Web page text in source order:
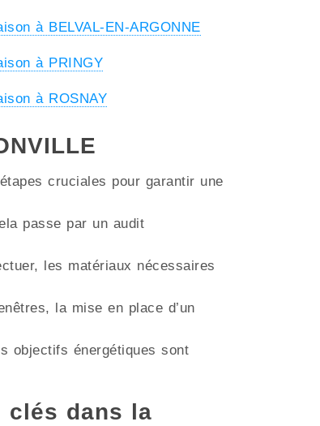
à BELVAL-EN-ARGONNE
à PRINGY
à ROSNAY
cruciales pour garantir une
passe par un audit
les matériaux nécessaires
la mise en place d’un
objectifs énergétiques sont
clés dans la